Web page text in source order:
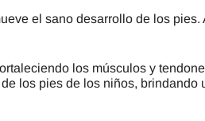
el sano desarrollo de los pies.
los músculos y
los pies de los niños, brindando